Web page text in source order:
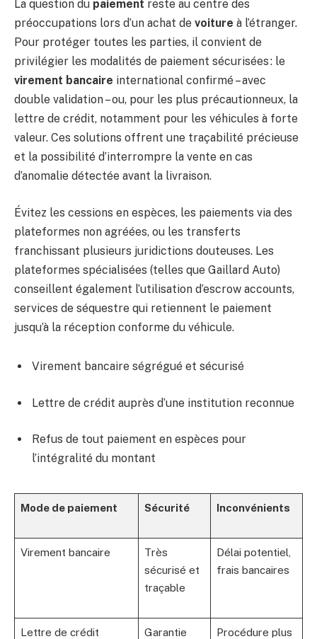
La question du paiement reste au centre des
préoccupations lors d’un achat de voiture à l’étranger.
Pour protéger toutes les parties, il convient de
privilégier les modalités de paiement sécurisées : le
virement bancaire international confirmé – avec
double validation – ou, pour les plus précautionneux, la
lettre de crédit, notamment pour les véhicules à forte
valeur. Ces solutions offrent une traçabilité précieuse
et la possibilité d’interrompre la vente en cas
d’anomalie détectée avant la livraison.
Évitez les cessions en espèces, les paiements via des
plateformes non agréées, ou les transferts
franchissant plusieurs juridictions douteuses. Les
plateformes spécialisées (telles que Gaillard Auto)
conseillent également l’utilisation d’escrow accounts,
services de séquestre qui retiennent le paiement
jusqu’à la réception conforme du véhicule.
Virement bancaire ségrégué et sécurisé
Lettre de crédit auprès d’une institution reconnue
Refus de tout paiement en espèces pour
l’intégralité du montant
Mode de paiement Sécurité Inconvénients
Virement bancaire
Très
sécurisé et
traçable
Délai potentiel,
frais bancaires
Lettre de crédit
Garantie
Procédure plus